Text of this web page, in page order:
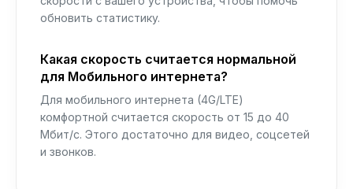
обновить статистику.
Какая скорость считается нормальной
для Мобильного интернета?
Для мобильного интернета (4G/LTE)
комфортной считается скорость от 15 до 40
Мбит/с. Этого достаточно для видео, соцсетей
и звонков.